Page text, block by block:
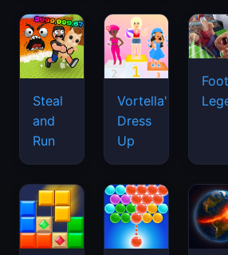
Steal
and
Run
Vortella's
Dress
Up